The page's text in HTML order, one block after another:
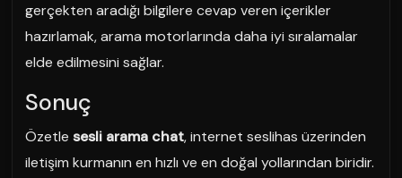
gerçekten aradığı bilgilere cevap veren içerikler
hazırlamak, arama motorlarında daha iyi sıralamalar
elde edilmesini sağlar.
Sonuç
Özetle sesli arama chat, internet seslihas üzerinden
iletişim kurmanın en hızlı ve en doğal yollarından biridir.